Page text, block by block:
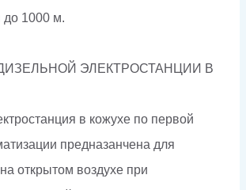
1000 м.
ЭЛЕКТРОСТАНЦИИ В
в кожухе по первой
предназанчена для
открытом воздухе при